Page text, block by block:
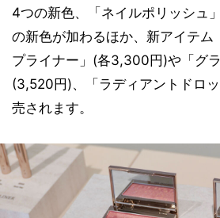
4つの新色、「ネイルポリッシュ
の新色が加わるほか、新アイテム
プライナー」(各3,300円)や「グラ
(3,520円)、「ラディアントドロ
売されます。